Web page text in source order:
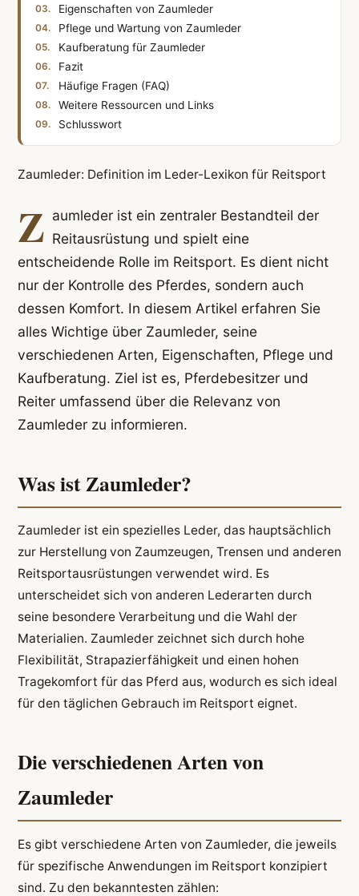
Eigenschaften von Zaumleder
Pflege und Wartung von Zaumleder
Kaufberatung für Zaumleder
Fazit
Häufige Fragen (FAQ)
Weitere Ressourcen und Links
Schlusswort
Zaumleder: Definition im Leder-Lexikon für Reitsport
Z aumleder ist ein zentraler Bestandteil der
Reitausrüstung und spielt eine
entscheidende Rolle im Reitsport. Es dient nicht
nur der Kontrolle des Pferdes, sondern auch
dessen Komfort. In diesem Artikel erfahren Sie
alles Wichtige über Zaumleder, seine
verschiedenen Arten, Eigenschaften, Pflege und
Kaufberatung. Ziel ist es, Pferdebesitzer und
Reiter umfassend über die Relevanz von
Zaumleder zu informieren.
Was ist Zaumleder?
Zaumleder ist ein spezielles Leder, das hauptsächlich
zur Herstellung von Zaumzeugen, Trensen und anderen
Reitsportausrüstungen verwendet wird. Es
unterscheidet sich von anderen Lederarten durch
seine besondere Verarbeitung und die Wahl der
Materialien. Zaumleder zeichnet sich durch hohe
Flexibilität, Strapazierfähigkeit und einen hohen
Tragekomfort für das Pferd aus, wodurch es sich ideal
für den täglichen Gebrauch im Reitsport eignet.
Die verschiedenen Arten von
Zaumleder
Es gibt verschiedene Arten von Zaumleder, die jeweils
für spezifische Anwendungen im Reitsport konzipiert
sind. Zu den bekanntesten zählen: